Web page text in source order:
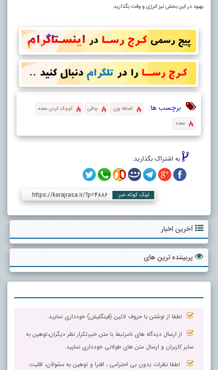
بهبود در این بخش نیز انرژی و وقت بگذارید.
برچسب ها: اضافه وزن چاقی
کوچک کردن معده
معده
به اشتراک بگذارید:
لینک کوتاه خبر: https://karajrasa.ir/?p=4886
آخرین اخبار
پربیننده ترین های
لطفا از نوشتن با حروف لاتین (فینگلیش) خودداری نمایید.
از ارسال دیدگاه های نامرتبط با متن خبر،تکرار نظر دیگران،توهین به
سایر کاربران و ارسال متن های طولانی خودداری نمایید.
لطفا نظرات بدون بی احترامی ، افترا و توهین به مسٔولان، اقلیت